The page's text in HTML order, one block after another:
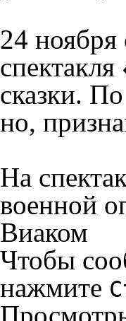
24 ноября
сказки.
но,
На
военной
Виаком
Чтобы
нажмите